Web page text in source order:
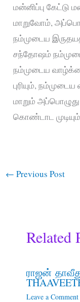
மன்னிப்பு கேட்டு
மாறுவோம்,
நம்முடைய
சந்தோஷம்
நம்முடைய
புரியும்,
மாறும்
கொண்டாட
← Previous Post
Related
ராஜன்
Leave a Comment